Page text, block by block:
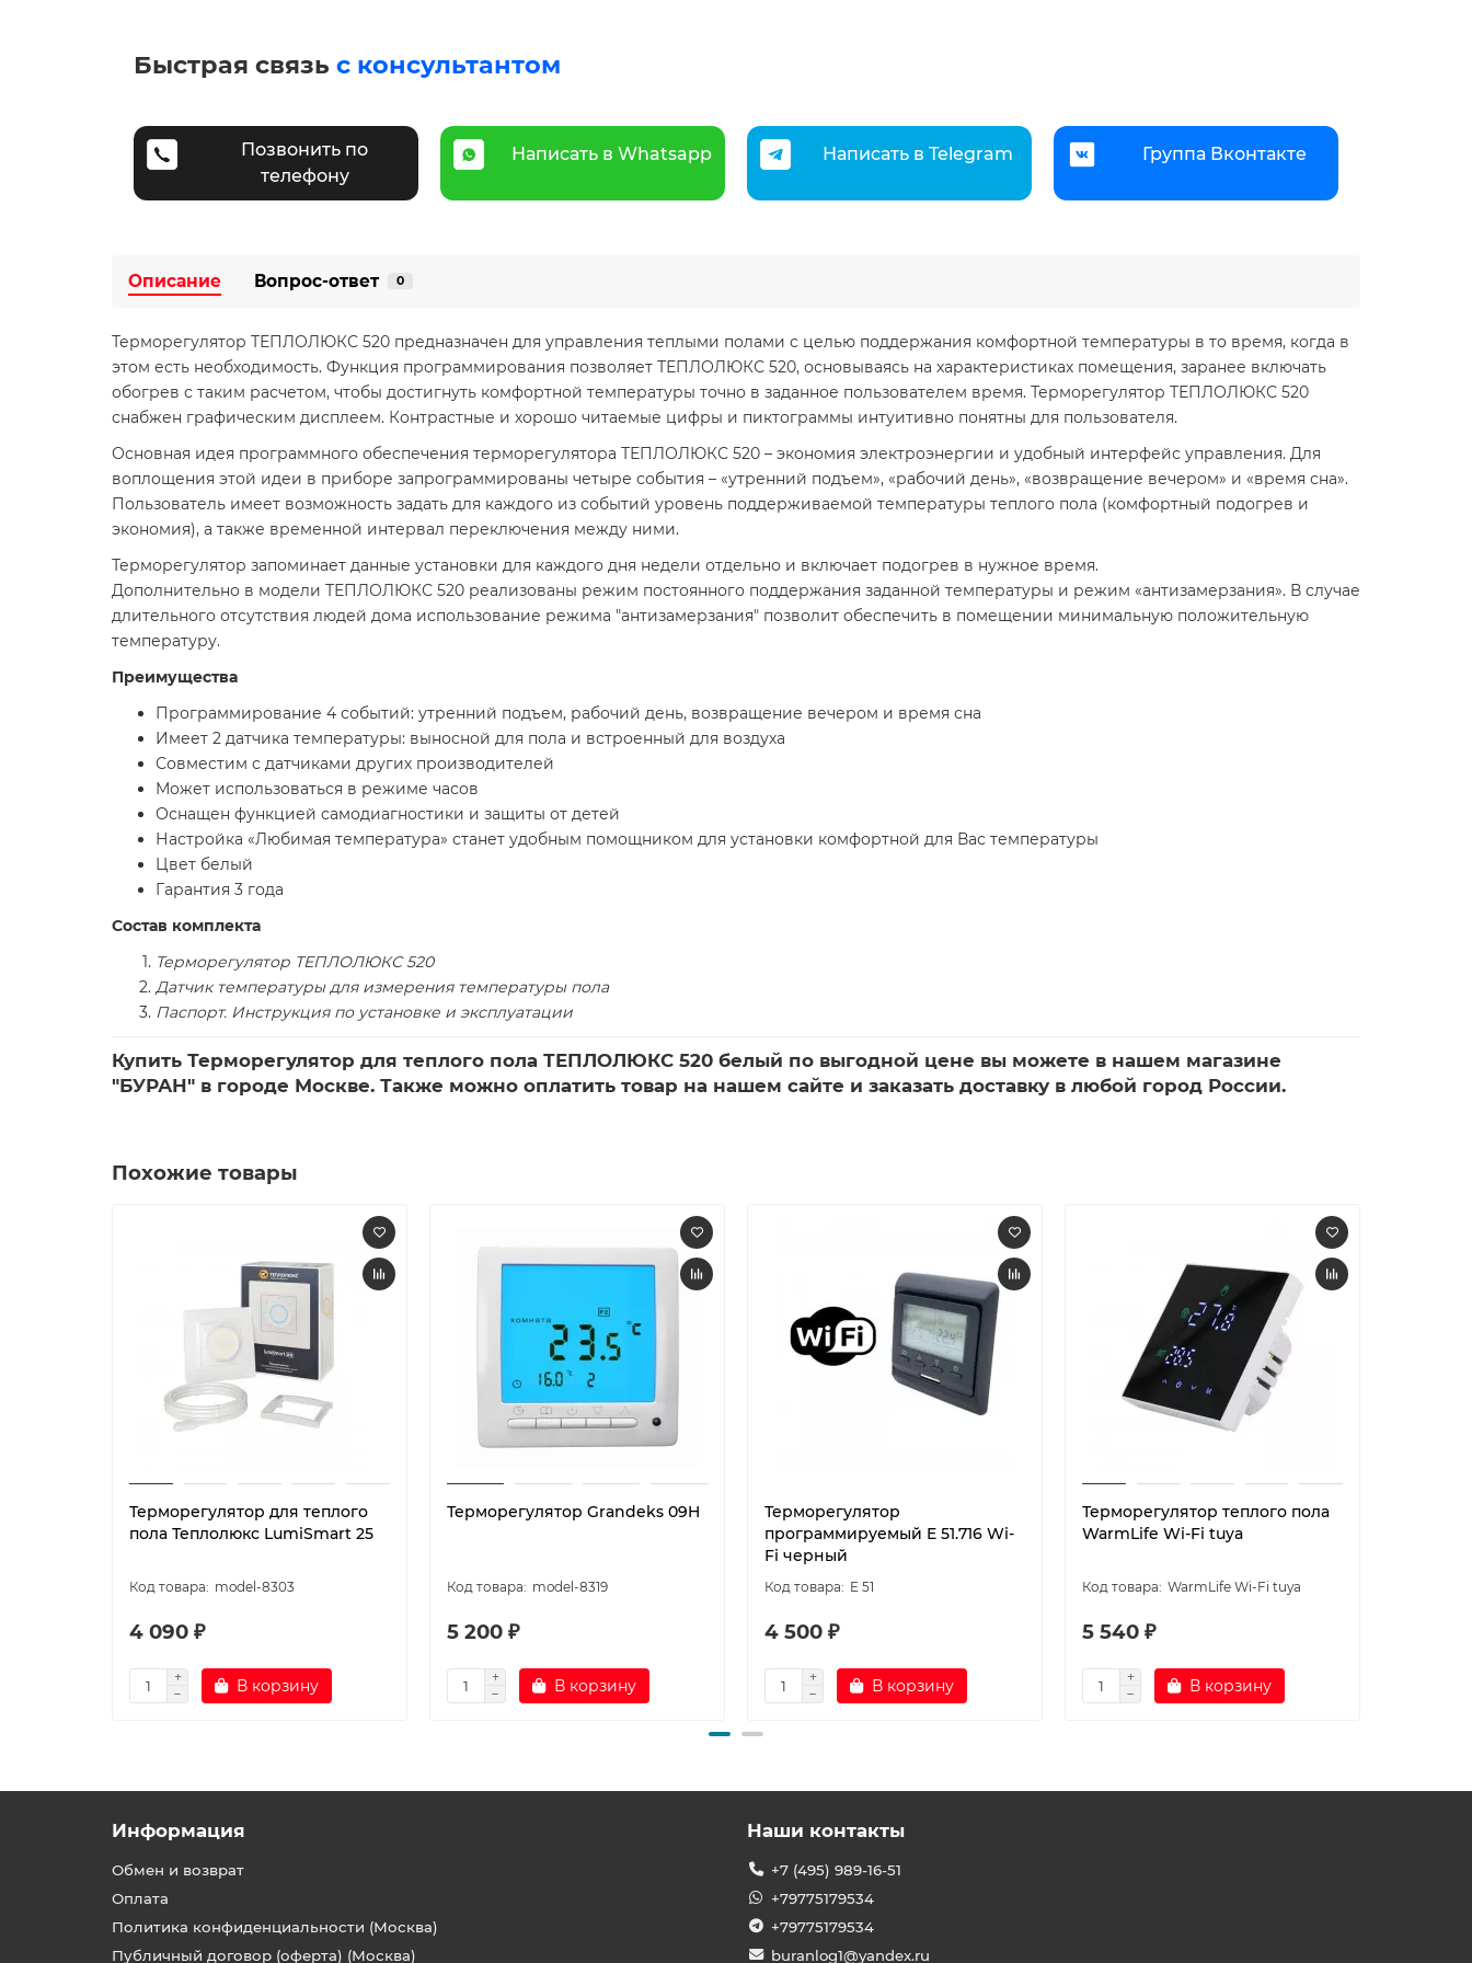
Быстрая связь с консультантом
Позвонить по
телефону
Написать в Whatsapp Написать в Telegram Группа Вконтакте
Описание Вопрос-ответ 0
Терморегулятор ТЕПЛОЛЮКС 520 предназначен для управления теплыми полами с целью поддержания комфортной температуры в то время, когда в
этом есть необходимость. Функция программирования позволяет ТЕПЛОЛЮКС 520, основываясь на характеристиках помещения, заранее включать
обогрев с таким расчетом, чтобы достигнуть комфортной температуры точно в заданное пользователем время. Терморегулятор ТЕПЛОЛЮКС 520
снабжен графическим дисплеем. Контрастные и хорошо читаемые цифры и пиктограммы интуитивно понятны для пользователя.
Основная идея программного обеспечения терморегулятора ТЕПЛОЛЮКС 520 – экономия электроэнергии и удобный интерфейс управления. Для
воплощения этой идеи в приборе запрограммированы четыре события – «утренний подъем», «рабочий день», «возвращение вечером» и «время сна».
Пользователь имеет возможность задать для каждого из событий уровень поддерживаемой температуры теплого пола (комфортный подогрев и
экономия), а также временной интервал переключения между ними.
Терморегулятор запоминает данные установки для каждого дня недели отдельно и включает подогрев в нужное время.
Дополнительно в модели ТЕПЛОЛЮКС 520 реализованы режим постоянного поддержания заданной температуры и режим «антизамерзания». В случае
длительного отсутствия людей дома использование режима "антизамерзания" позволит обеспечить в помещении минимальную положительную
температуру.
Преимущества
Программирование 4 событий: утренний подъем, рабочий день, возвращение вечером и время сна
Имеет 2 датчика температуры: выносной для пола и встроенный для воздуха
Совместим с датчиками других производителей
Может использоваться в режиме часов
Оснащен функцией самодиагностики и защиты от детей
Настройка «Любимая температура» станет удобным помощником для установки комфортной для Вас температуры
Цвет белый
Гарантия 3 года
Состав комплекта
Терморегулятор ТЕПЛОЛЮКС 520
Датчик температуры для измерения температуры пола
Паспорт. Инструкция по установке и эксплуатации
Купить Терморегулятор для теплого пола ТЕПЛОЛЮКС 520 белый по выгодной цене вы можете в нашем магазине
"БУРАН" в городе Москве. Также можно оплатить товар на нашем сайте и заказать доставку в любой город России.
Похожие товары
Терморегулятор для теплого
пола Теплолюкс LumiSmart 25
model-8303
4 090 ₽
В корзину
Терморегулятор Grandeks 09H
model-8319
5 200 ₽
В корзину
Терморегулятор
программируемый E 51.716 Wi-
Fi черный
E 51
4 500 ₽
В корзину
Терморегулятор теплого пола
WarmLife Wi-Fi tuya
WarmLife Wi-Fi tuya
5 540 ₽
В корзину
Информация
Обмен и возврат
Оплата
Политика конфиденциальности (Москва)
Публичный договор (оферта) (Москва)
Наши контакты
+7 (495) 989-16-51
+79775179534
+79775179534
buranlog1@yandex.ru